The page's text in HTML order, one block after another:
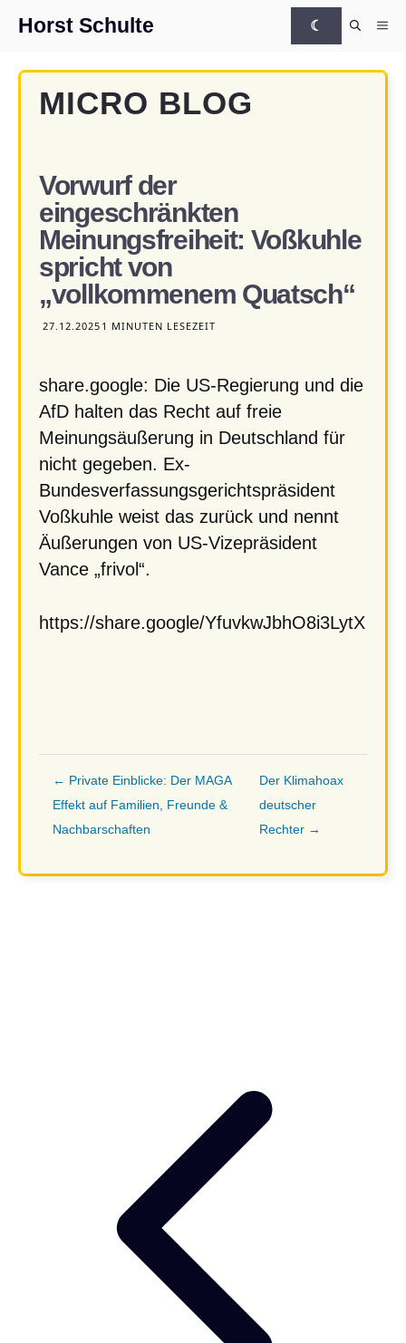
Horst Schulte ☾
MICRO BLOG
Vorwurf der
eingeschränkten
Meinungsfreiheit: Voßkuhle
spricht von
„vollkommenem Quatsch“
27.12.2025 1 MINUTEN LESEZEIT
share.google: Die US-Regierung und die
AfD halten das Recht auf freie
Meinungsäußerung in Deutschland für
nicht gegeben. Ex-
Bundesverfassungsgerichtspräsident
Voßkuhle weist das zurück und nennt
Äußerungen von US-Vizepräsident
Vance „frivol“.
https://share.google/YfuvkwJbhO8i3LytX
← Private Einblicke: Der MAGA
Effekt auf Familien, Freunde &
Nachbarschaften
Der Klimahoax
deutscher
Rechter →